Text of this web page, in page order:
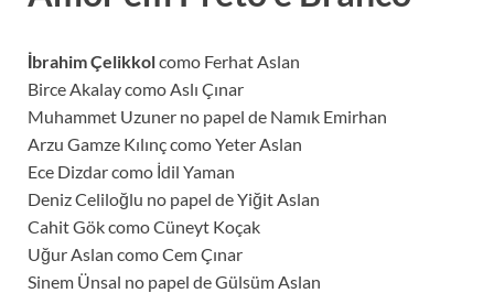
İbrahim Çelikkolcomo Ferhat Aslan
Birce Akalay como Aslı Çınar
Muhammet Uzuner no papel de Namık Emirhan
Arzu Gamze Kılınç como Yeter Aslan
Ece Dizdar como İdil Yaman
Deniz Celiloğlu no papel de Yiğit Aslan
Cahit Gök como Cüneyt Koçak
Uğur Aslan como Cem Çınar
Sinem Ünsal no papel de Gülsüm Aslan